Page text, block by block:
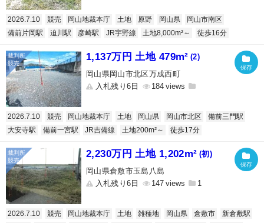
2026.7.10 競売 岡山地裁本庁 土地 原野 岡山県
岡山市南区
備前片岡駅
迫川駅 彦崎駅 JR宇野線 土地8,000m²～ 徒歩16分
1,137万円 土地 479m² (2)
岡山県岡山市北区万成西町
入札残り6日
184
2026.7.10 競売 岡山地裁本庁 土地 岡山県 岡山市北区
備前三門駅
大安寺駅
備前一宮駅 JR吉備線 土地200m²～ 徒歩17分
2,230万円 土地 1,202m² (初)
岡山県倉敷市玉島八島
入札残り6日
147 1
2026.7.10 競売 岡山地裁本庁 土地 雑種地 岡山県 倉敷市
新倉敷駅